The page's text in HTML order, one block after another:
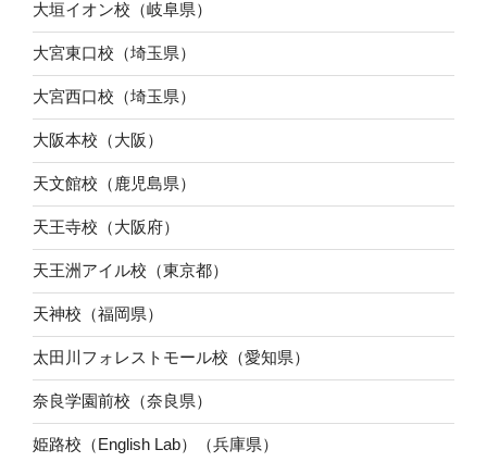
大垣イオン校（岐阜県）
大宮東口校（埼玉県）
大宮西口校（埼玉県）
大阪本校（大阪）
天文館校（鹿児島県）
天王寺校（大阪府）
天王洲アイル校（東京都）
天神校（福岡県）
太田川フォレストモール校（愛知県）
奈良学園前校（奈良県）
姫路校（English Lab）（兵庫県）